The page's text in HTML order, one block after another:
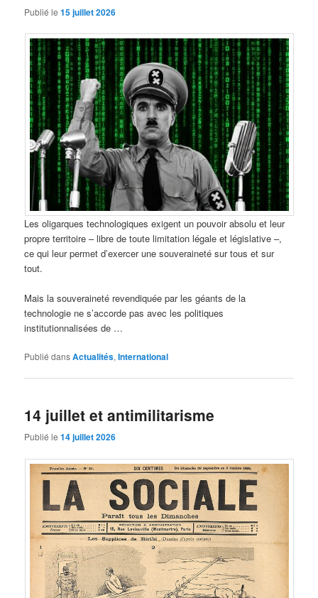
Publié le15 juillet 2026
Les oligarques technologiques exigent un pouvoir absolu et leur
propre territoire – libre de toute limitation légale et législative –,
ce qui leur permet d’exercer une souveraineté sur tous et sur
tout.
Mais la souveraineté revendiquée par les géants de la
technologie ne s’accorde pas avec les politiques
institutionnalisées de …
Publié dansActualités,International
14 juillet et antimilitarisme
Publié le14 juillet 2026